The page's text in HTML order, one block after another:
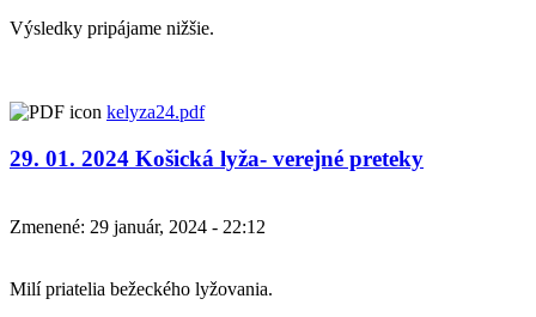
Výsledky pripájame nižšie.
kelyza24.pdf
29. 01. 2024 Košická lyža- verejné preteky
Zmenené: 29 január, 2024 - 22:12
Milí priatelia bežeckého lyžovania.